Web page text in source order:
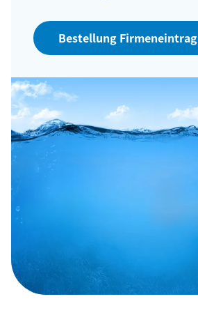
Bestellung Firmeneintrag